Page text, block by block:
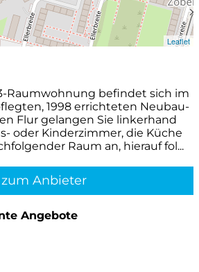
Leaflet
Raumwohnung befindet sich im
1998 errichteten Neubau-
Flur gelangen Sie linkerhand
oder Kinderzimmer, die Küche
Raum an, hierauf fol...
zum Anbieter
Angebote